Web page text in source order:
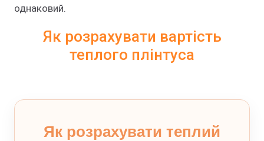
однаковий.
Як розрахувати вартість
теплого плінтуса
Як розрахувати теплий